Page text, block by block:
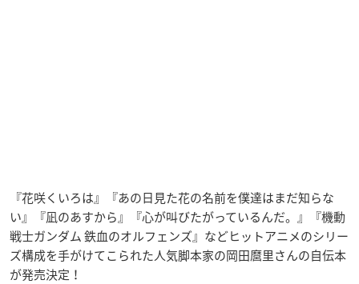
『花咲くいろは』『あの日見た花の名前を僕達はまだ知らな
い』『凪のあすから』『心が叫びたがっているんだ。』『機動
戦士ガンダム 鉄血のオルフェンズ』などヒットアニメのシリー
ズ構成を手がけてこられた人気脚本家の岡田麿里さんの自伝本
が発売決定！